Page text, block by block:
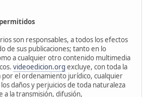
son responsables, a todos los efectos
de sus publicaciones; tanto en lo
a cualquier otro contenido multimedia
videoedicion.org excluye, con toda la
el ordenamiento jurídico, cualquier
daños y perjuicios de toda naturaleza
a la transmisión, difusión,